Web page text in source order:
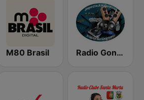
M80 Brasil Radio Gondomar Mix